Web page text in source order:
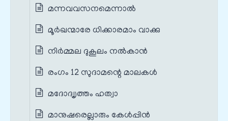
മന്നവവസനമെന്നാൽ
മൂർഖന്മാരേ ധിക്കാരമാം വാക്കു
നിർമ്മല ദുകൂലം നൽകാൻ
രംഗം 12 സുദാമന്റെ മാലകൾ
മദോദ്വൃത്തം ഹത്വാ
മാനുഷരെല്ലാരും കേൾപ്പിൻ